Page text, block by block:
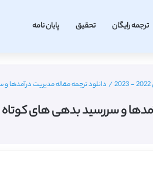
ترجمه رایگان تحقیق پایان نامه
/ دانلود ترجمه مقاله مدیریت درآمدها
و سررسید بدهی های